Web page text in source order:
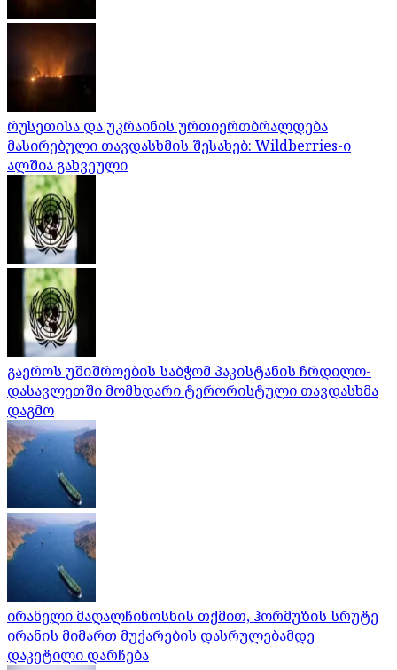
რუსეთისა და უკრაინის ურთიერთბრალდება
მასირებული თავდასხმის შესახებ: Wildberries-ი
ალშია გახვეული
გაეროს უშიშროების საბჭომ პაკისტანის ჩრდილო-
დასავლეთში მომხდარი ტერორისტული თავდასხმა
დაგმო
ირანელი მაღალჩინოსნის თქმით, ჰორმუზის სრუტე
ირანის მიმართ მუქარების დასრულებამდე
დაკეტილი დარჩება